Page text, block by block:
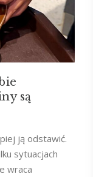
są
ją odstawić.
sytuacjach
wraca